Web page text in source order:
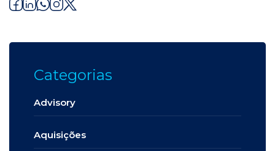
Categorias
Advisory
Aquisições